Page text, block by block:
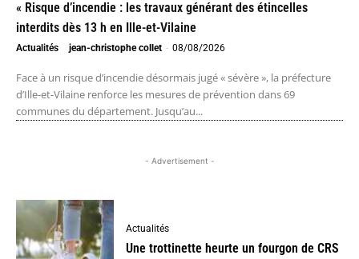
« Risque d’incendie : les travaux générant des étincelles
interdits dès 13 h en Ille-et-Vilaine
Actualités jean-christophe collet - 08/08/2026
Face à un risque d’incendie désormais jugé « sévère », la préfecture
d’Ille-et-Vilaine renforce les mesures de prévention dans 69
communes du département. Jusqu’au...
- Advertisement -
Actualités
Une trottinette heurte un fourgon de CRS